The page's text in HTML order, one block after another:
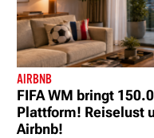
AIRBNB
FIFA WM bringt
Plattform! Reiselust
Airbnb!